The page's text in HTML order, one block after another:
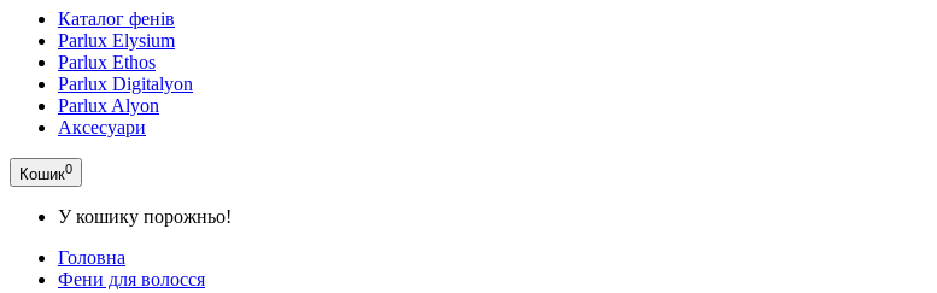
Каталог фенів
Parlux Elysium
Parlux Ethos
Parlux Digitalyon
Parlux Alyon
Аксесуари
Кошик0
У кошику порожньо!
Головна
Фени для волосся